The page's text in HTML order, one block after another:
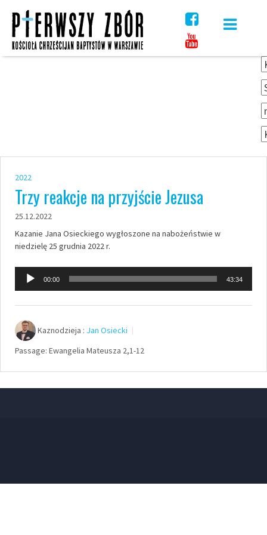
content
2022
Trzy reakcje na przyjście Jezusa
25.12.2022
Kazanie Jana Osieckiego wygłoszone na nabożeństwie w
niedzielę 25 grudnia 2022 r.
Odtwarzacz
plików
dźwiękowych
00:00 43:34
Kaznodzieja : Jan Osiecki
Passage: Ewangelia Mateusza 2,1-12